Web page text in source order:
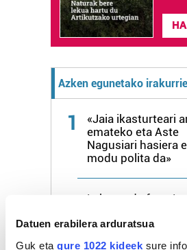
Datuen erabilera arduratsua
Guk eta gure 1022 kideek sure
Azken egunetako
1
«Jaia ikasturteari
emateko eta Aste
Nagusiari hasiera
modu polita da»
Lehertu da festa!
3
Bagerak eta